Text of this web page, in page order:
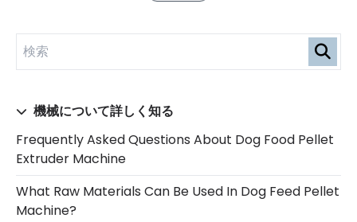
機械について詳しく知る
Frequently Asked Questions About Dog Food Pellet
Extruder Machine
What Raw Materials Can Be Used In Dog Feed Pellet
Machine?